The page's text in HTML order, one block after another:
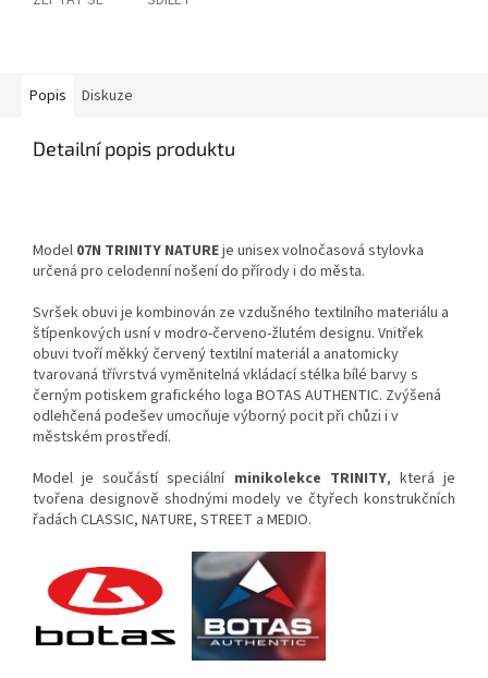
Popis Diskuze
Detailní popis produktu
Model 07N TRINITY NATUREje unisex volnočasová stylovka
určená pro celodenní nošení do přírody i do města.
Svršek obuvi je kombinován ze vzdušného textilního materiálu a
štípenkových usní v modro-červeno-žlutém designu. Vnitřek
obuvi tvoří měkký červený textilní materiál a anatomicky
tvarovaná třívrstvá vyměnitelná vkládací stélka bílé barvy s
černým potiskem grafického loga BOTAS AUTHENTIC. Zvýšená
odlehčená podešev umocňuje výborný pocit při chůzi i v
městském prostředí.
Model je součástí speciální minikolekce TRINITY, která je
tvořena designově shodnými modely ve čtyřech konstrukčních
řadách CLASSIC, NATURE, STREET a MEDIO.